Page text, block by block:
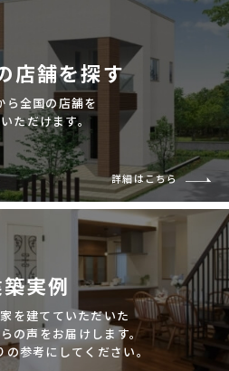
店舗を探す
ら全国の店舗を
ただけます。
詳細はこちら
実例
を建てていただいた
の声をお届けします。
参考にしてください。